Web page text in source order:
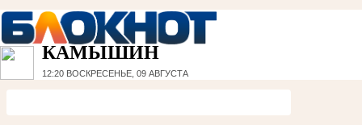
КАМЫШИН
12:20 ВОСКРЕСЕНЬЕ, 09 АВГУСТА